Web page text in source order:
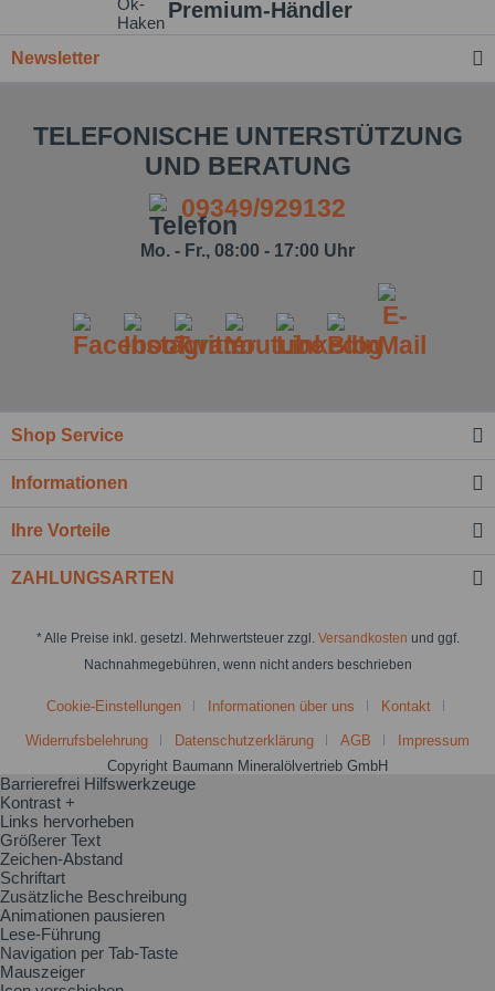
Premium-Händler
Newsletter
TELEFONISCHE UNTERSTÜTZUNG
UND BERATUNG
09349/929132
Mo. - Fr., 08:00 - 17:00 Uhr
Shop Service
Informationen
Ihre Vorteile
ZAHLUNGSARTEN
* Alle Preise inkl. gesetzl. Mehrwertsteuer zzgl. Versandkosten und ggf.
Nachnahmegebühren, wenn nicht anders beschrieben
Cookie-Einstellungen Informationen über uns Kontakt
Widerrufsbelehrung Datenschutzerklärung AGB
Impressum
Copyright Baumann Mineralölvertrieb GmbH
Barrierefrei Hilfswerkzeuge
Kontrast +
Links hervorheben
Größerer Text
Zeichen-Abstand
Schriftart
Zusätzliche Beschreibung
Animationen pausieren
Lese-Führung
Navigation per Tab-Taste
Mauszeiger